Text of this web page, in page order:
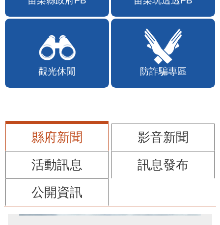
觀光休閒 防詐騙專區
縣府新聞
影音新聞
活動訊息
訊息發布
公開資訊